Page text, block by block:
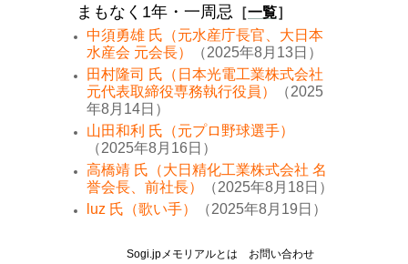
まもなく1年・一周忌 ［一覧］
中須勇雄 氏（元水産庁長官、大日本
水産会 元会長）
（2025年8月13日）
田村隆司 氏（日本光電工業株式会社
元代表取締役専務執行役員）
（2025
年8月14日）
山田和利 氏（元プロ野球選手）
（2025年8月16日）
高橋靖 氏（大日精化工業株式会社 名
誉会長、前社長）
（2025年8月18日）
luz 氏（歌い手）
（2025年8月19日）
Sogi.jpメモリアルとは お問い合わせ